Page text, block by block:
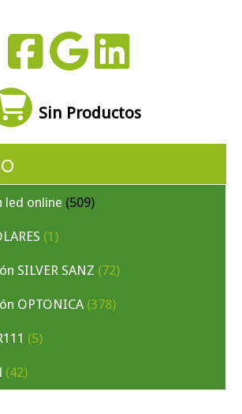
Sin Productos
led online (509)
(1)
SILVER SANZ (72)
OPTONICA(378)
(5)
(42)